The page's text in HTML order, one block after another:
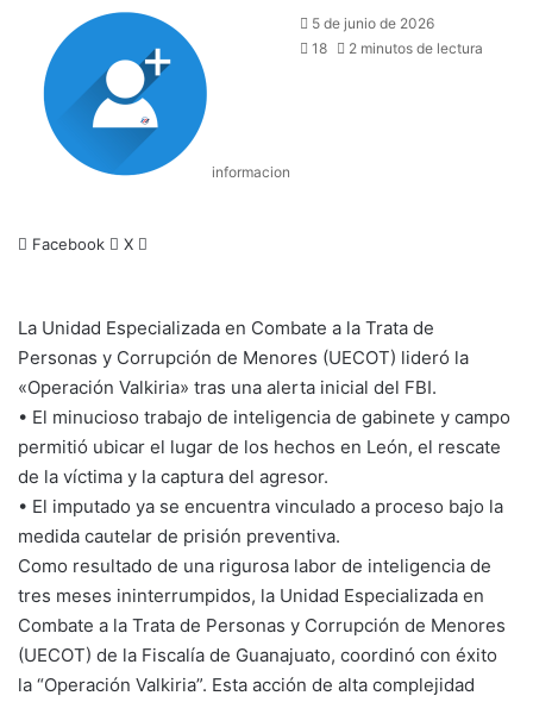
informacion
5 de junio de 2026
18
2 minutos de lectura
Facebook X
La Unidad Especializada en Combate a la Trata de
Personas y Corrupción de Menores (UECOT) lideró la
«Operación Valkiria» tras una alerta inicial del FBI.
• El minucioso trabajo de inteligencia de gabinete y campo
permitió ubicar el lugar de los hechos en León, el rescate
de la víctima y la captura del agresor.
• El imputado ya se encuentra vinculado a proceso bajo la
medida cautelar de prisión preventiva.
Como resultado de una rigurosa labor de inteligencia de
tres meses ininterrumpidos, la Unidad Especializada en
Combate a la Trata de Personas y Corrupción de Menores
(UECOT) de la Fiscalía de Guanajuato, coordinó con éxito
la “Operación Valkiria”. Esta acción de alta complejidad